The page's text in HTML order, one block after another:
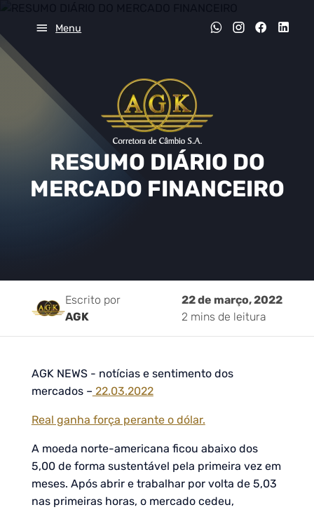
Menu
RESUMO DIÁRIO DO
MERCADO FINANCEIRO
Escrito por
AGK
22 de março, 2022
2 mins de leitura
AGK NEWS - notícias e sentimento dos
mercados – 22.03.2022
Real ganha força perante o dólar.
A moeda norte-americana ficou abaixo dos
5,00 de forma sustentável pela primeira vez em
meses. Após abrir e trabalhar por volta de 5,03
nas primeiras horas, o mercado cedeu,